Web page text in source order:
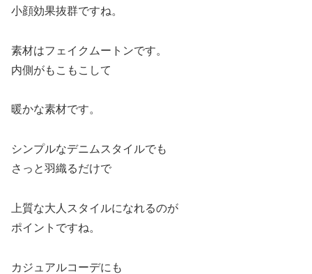
小顔効果抜群ですね。
素材はフェイクムートンです。
内側がもこもこして
暖かな素材です。
シンプルなデニムスタイルでも
さっと羽織るだけで
上質な大人スタイルになれるのが
ポイントですね。
カジュアルコーデにも